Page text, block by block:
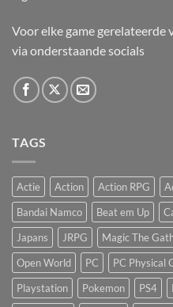
Voor elke game gerelateerde
via onderstaande socials
TAGS
Actie Action Action RPG
Bandai Namco
Beat em Up
Japans
JRPG Magic The
Open World
PC PC Physical
Playstation
Pokemon PS4